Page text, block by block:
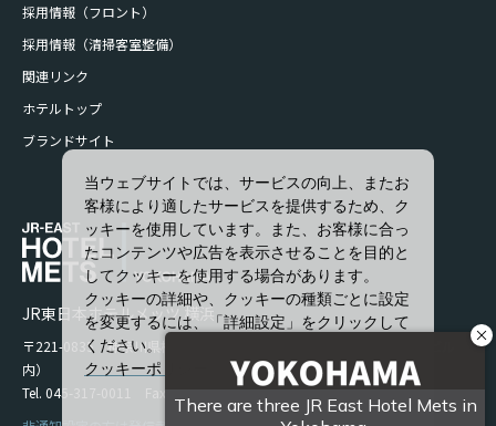
採用情報（フロント）
採用情報（清掃客室整備）
関連リンク
ホテルトップ
ブランドサイト
JR東日本ホテルメッツ 横浜
〒221-0835 神奈川県横浜市神奈川区鶴屋町1-66-9（JR横浜鶴屋町ビル
内）
Tel. 045-317-0011 Fax. 045-317-0015
当ウェブサイトでは、サービスの向上、またお
客様により適したサービスを提供するため、ク
ッキーを使用しています。また、お客様に合っ
たコンテンツや広告を表示させることを目的と
してクッキーを使用する場合があります。
クッキーの詳細や、クッキーの種類ごとに設定
を変更するには、「詳細設定」をクリックして
ください。
クッキーポリシー
すべて許可